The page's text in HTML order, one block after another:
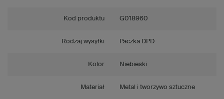
Kod produktu G018960
Rodzaj wysyłki Paczka DPD
Kolor Niebieski
Materiał Metal i tworzywo sztuczne